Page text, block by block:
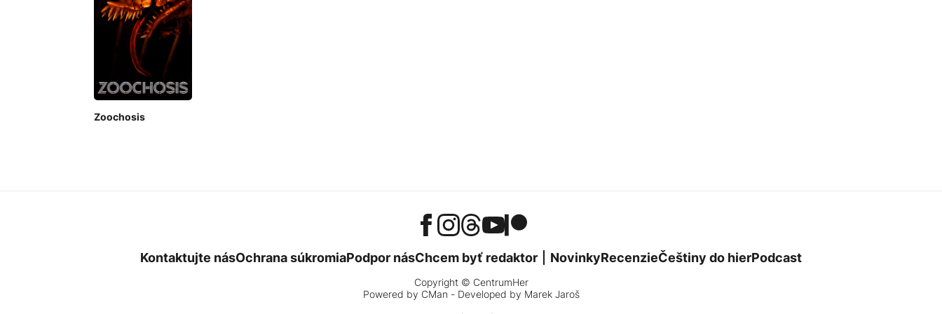
Zoochosis
Kontaktujte násOchrana súkromiaPodpor násChcem byť redaktor NovinkyRecenzieČeštiny do hierPodcast
Copyright © CentrumHer
Powered by CMan - Developed by Marek Jaroš